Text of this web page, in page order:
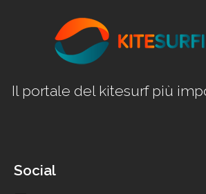
Il portale del kitesurf più
Social